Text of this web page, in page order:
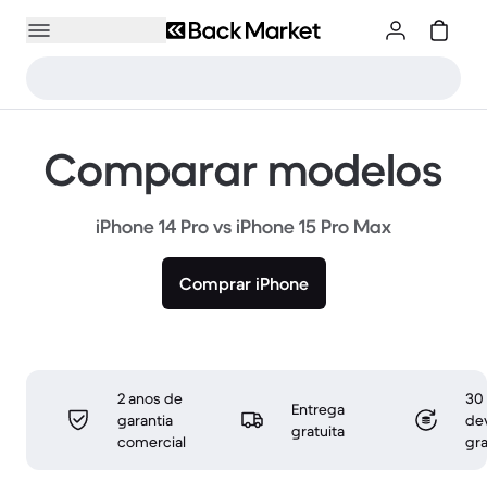
Comparar modelos
iPhone 14 Pro vs iPhone 15 Pro Max
Comprar iPhone
2 anos de
garantia
comercial
Entrega
gratuita
30